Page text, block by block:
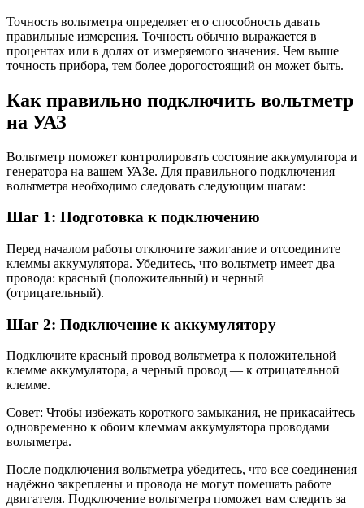
Точность вольтметра определяет его способность давать
правильные измерения. Точность обычно выражается в
процентах или в долях от измеряемого значения. Чем выше
точность прибора, тем более дорогостоящий он может быть.
Как правильно подключить вольтметр
на УАЗ
Вольтметр поможет контролировать состояние аккумулятора и
генератора на вашем УАЗе. Для правильного подключения
вольтметра необходимо следовать следующим шагам:
Шаг 1: Подготовка к подключению
Перед началом работы отключите зажигание и отсоедините
клеммы аккумулятора. Убедитесь, что вольтметр имеет два
провода: красный (положительный) и черный
(отрицательный).
Шаг 2: Подключение к аккумулятору
Подключите красный провод вольтметра к положительной
клемме аккумулятора, а черный провод — к отрицательной
клемме.
Совет: Чтобы избежать короткого замыкания, не прикасайтесь
одновременно к обоим клеммам аккумулятора проводами
вольтметра.
После подключения вольтметра убедитесь, что все соединения
надёжно закреплены и провода не могут помешать работе
двигателя. Подключение вольтметра поможет вам следить за